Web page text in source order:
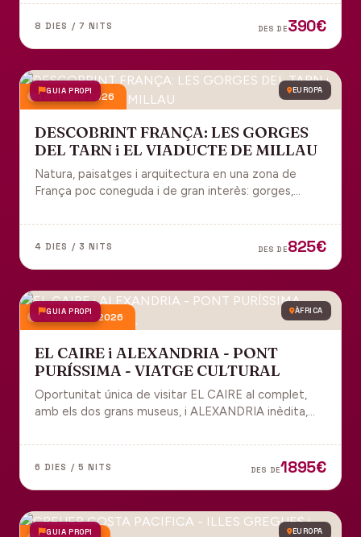
8 DIES / 7 NITS DES DE390€
GUIA PROPI EUROPA
9 octubre 2026
DESCOBRINT FRANÇA: LES GORGES
DEL TARN i EL VIADUCTE DE MILLAU
Natura, paisatges i arquitectura en una zona de
França poc coneguda i de gran interès: gorges,
de Millau.
4 DIES / 3 NITS DES DE825€
GUIA PROPI ÀFRICA
4 desembre 2026
EL CAIRE i ALEXANDRIA - PONT
PURÍSSIMA - VIATGE CULTURAL
Oportunitat única de visitar EL CAIRE al complet,
amb els dos grans museus, i ALEXANDRIA inèdita,
6 DIES / 5 NITS DES DE1895€
GUIA PROPI EUROPA